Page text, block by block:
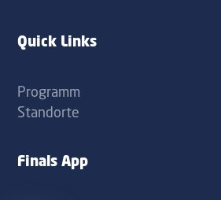
Quick Links
Programm
Standorte
Finals App